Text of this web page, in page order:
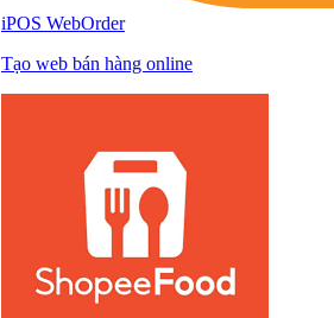
iPOS WebOrder
Tạo web bán hàng online